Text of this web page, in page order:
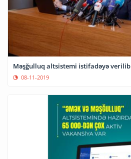
Məşğulluq altsistemi istifadəyə verilib
08-11-2019